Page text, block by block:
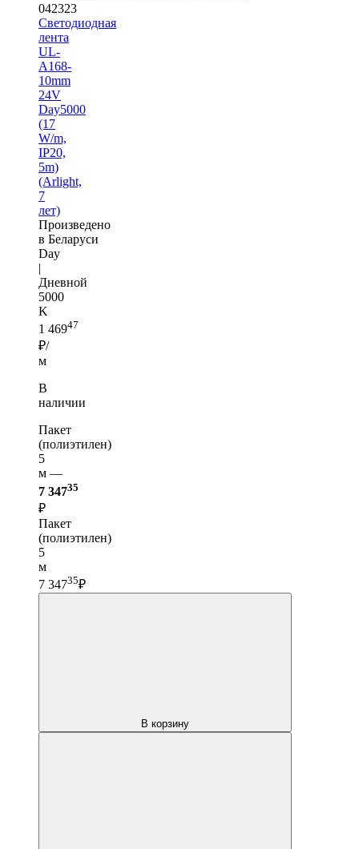
042323
Светодиодная
лента
UL-
A168-
10mm
24V
Day5000
(17
W/m,
IP20,
5m)
(Arlight,
7
лет)
Произведено
в Беларуси
Day
|
Дневной
5000
K
1 46947
₽/
м
В
наличии
Пакет
(полиэтилен)
5
м —
7 34735
₽
Пакет
(полиэтилен)
5
м
7 34735₽
В корзину